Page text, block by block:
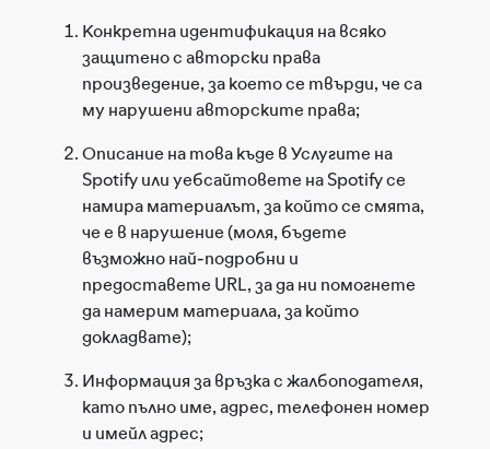
Конкретна идентификация на всяко
защитено с авторски права
произведение, за което се твърди, че са
му нарушени авторските права;
Описание на това къде в Услугите на
Spotify или уебсайтовете на Spotify се
намира материалът, за който се смята,
че е в нарушение (моля, бъдете
възможно най-подробни и
предоставете URL, за да ни помогнете
да намерим материала, за който
докладвате);
Информация за връзка с жалбоподателя,
като пълно име, адрес, телефонен номер
и имейл адрес;